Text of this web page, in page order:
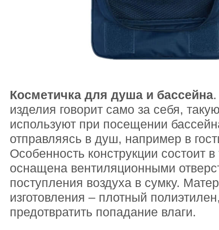
Косметичка для душа и бассейна
изделия говорит само за себя,
используют при посещении
отправляясь в душ, например в
Особенность конструкции состоит
оснащена вентиляционными
поступления воздуха в сумку.
изготовления – плотный
предотвратить попадание влаги.